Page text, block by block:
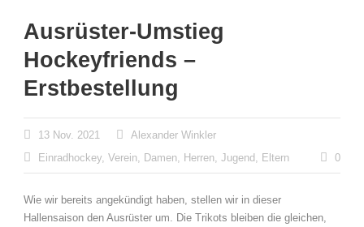
Ausrüster-Umstieg
Hockeyfriends –
Erstbestellung
13 Nov. 2021
Alexander Winkler
Einradhockey, Verein, Damen, Herren, Jugend , Eltern 0
Wie wir bereits angekündigt haben, stellen wir in dieser
Hallensaison den Ausrüster um. Die Trikots bleiben die gleichen,